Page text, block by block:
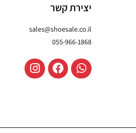
יצירת קשר
sales@shoesale.co.il
055-966-1868